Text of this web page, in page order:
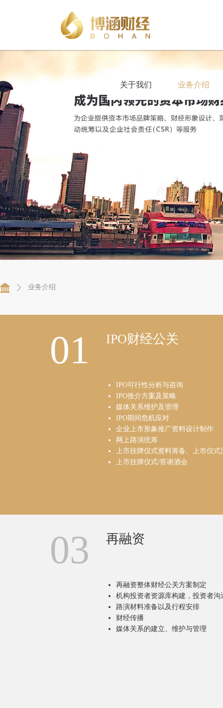
关于我们 业务介绍
业务介绍
01 IPO财经公关
IPO可行性分析与咨询
IPO推介方案及策略
媒体关系维护及管理
IPO期间危机应对
企业上市形象推广资料设计制作
网上路演统筹
上市挂牌仪式资料筹备、上市仪式
上市挂牌仪式/答谢酒会
03 再融资
再融资整体财经公关方案制定
机构投资者资源库构建，投资者沟
路演材料准备以及行程安排
财经传播
媒体关系的建立、维护与管理